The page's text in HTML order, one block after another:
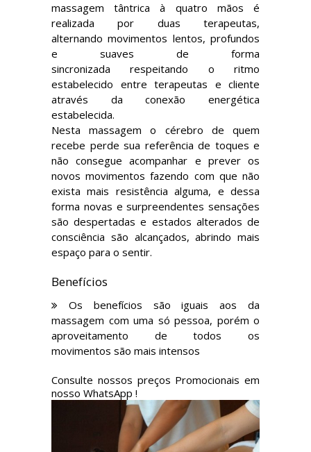
massagem tântrica à quatro mãos é
realizada por duas terapeutas,
alternando movimentos lentos, profundos
e suaves de forma
sincronizada respeitando o ritmo
estabelecido entre terapeutas e cliente
através da conexão energética
estabelecida.
Nesta massagem o cérebro de quem
recebe perde sua referência de toques e
não consegue acompanhar e prever os
novos movimentos fazendo com que não
exista mais resistência alguma, e dessa
forma novas e surpreendentes sensações
são despertadas e estados alterados de
consciência são alcançados, abrindo mais
espaço para o sentir.
Benefícios
Os benefícios são iguais aos da
massagem com uma só pessoa, porém o
aproveitamento de todos os
movimentos são mais intensos
Consulte nossos preços Promocionais em
nosso WhatsApp !